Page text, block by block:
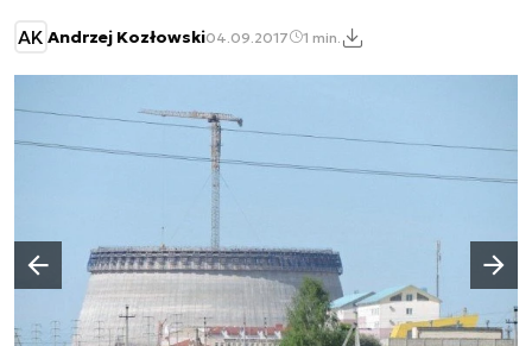
AK Andrzej Kozłowski04.09.2017 1 min.
Poprzedni slajd
Następny slajd